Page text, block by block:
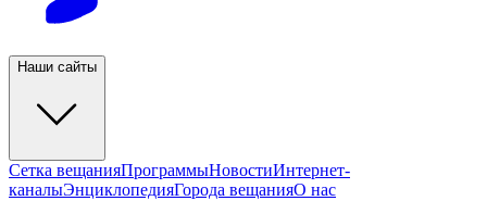
Наши сайты
Сетка вещанияПрограммыНовостиИнтернет-
каналыЭнциклопедияГорода вещанияО нас